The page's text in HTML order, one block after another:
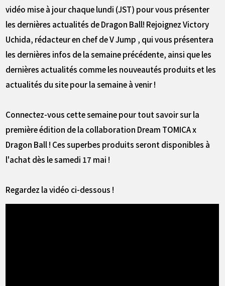
vidéo mise à jour chaque lundi (JST) pour vous présenter
les dernières actualités de Dragon Ball! Rejoignez Victory
Uchida, rédacteur en chef de V Jump , qui vous présentera
les dernières infos de la semaine précédente, ainsi que les
dernières actualités comme les nouveautés produits et les
actualités du site pour la semaine à venir !
Connectez-vous cette semaine pour tout savoir sur la
première édition de la collaboration Dream TOMICA x
Dragon Ball ! Ces superbes produits seront disponibles à
l'achat dès le samedi 17 mai !
Regardez la vidéo ci-dessous !